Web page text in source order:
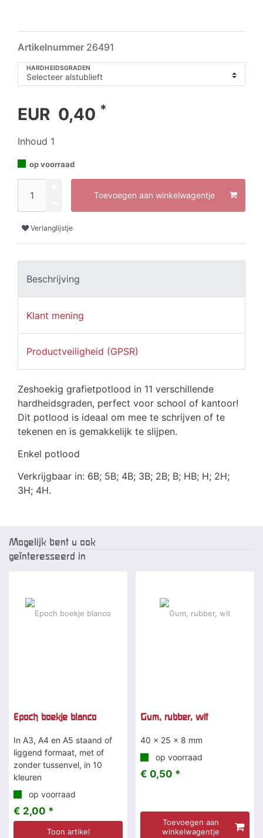
Artikelnummer 26491
HARDHEIDSGRADEN
EUR 0,40 *
Inhoud 1
op voorraad
Toevoegen aan winkelwagentje
Verlanglijstje
Beschrijving
Klant mening
Productveiligheid (GPSR)
Zeshoekig grafietpotlood in 11 verschillende
hardheidsgraden, perfect voor school of kantoor!
Dit potlood is ideaal om mee te schrijven of te
tekenen en is gemakkelijk te slijpen.
Enkel potlood
Verkrijgbaar in: 6B; 5B; 4B; 3B; 2B; B; HB; H; 2H;
3H; 4H.
Mogelijk bent u ook
geïnteresseerd in
Epoch boekje blanco
In A3, A4 en A5 staand of
liggend formaat, met of
zonder tussenvel, in 10
kleuren
op voorraad
€ 2,00 *
Toon artikel
Gum, rubber, wit
40 x 25 x 8 mm
op voorraad
€ 0,50 *
Toevoegen aan
winkelwagentje